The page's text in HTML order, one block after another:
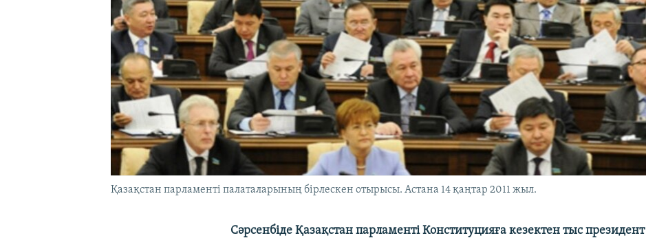
Қазақстан парламенті палаталарының бірлескен отырысы. Астана 14 қаңтар 2011 жыл.
Сәрсенбіде Қазақстан парламенті Конституцияға кезектен тыс президент